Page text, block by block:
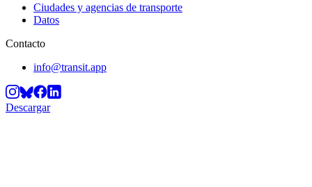
Ciudades y agencias de transporte
Datos
Contacto
info@transit.app
Descargar